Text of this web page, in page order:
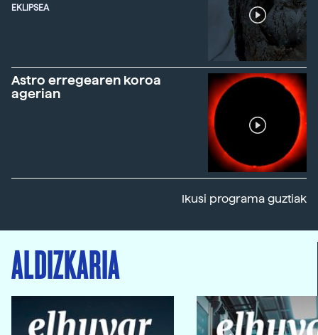
EKLIPSEA
Astro erregearen koroa
agerian
Ikusi programa guztiak
ALDIZKARIA